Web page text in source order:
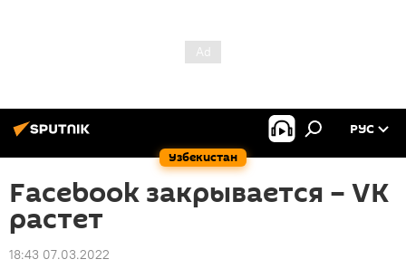
Узбекистан
РУС
Facebook закрывается – VK
растет
18:43 07.03.2022